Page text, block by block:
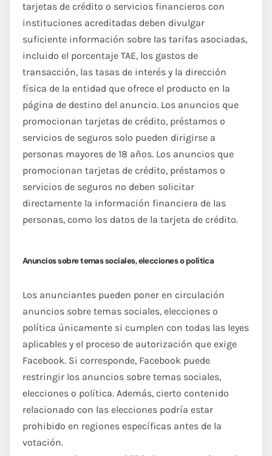
tarjetas de crédito o servicios financieros con
instituciones acreditadas deben divulgar
suficiente información sobre las tarifas asociadas,
incluido el porcentaje TAE, los gastos de
transacción, las tasas de interés y la dirección
física de la entidad que ofrece el producto en la
página de destino del anuncio. Los anuncios que
promocionan tarjetas de crédito, préstamos o
servicios de seguros solo pueden dirigirse a
personas mayores de 18 años. Los anuncios que
promocionan tarjetas de crédito, préstamos o
servicios de seguros no deben solicitar
directamente la información financiera de las
personas, como los datos de la tarjeta de crédito.
Anuncios sobre temas sociales, elecciones o política
Los anunciantes pueden poner en circulación
anuncios sobre temas sociales, elecciones o
política únicamente si cumplen con todas las leyes
aplicables y el proceso de autorización que exige
Facebook. Si corresponde, Facebook puede
restringir los anuncios sobre temas sociales,
elecciones o política. Además, cierto contenido
relacionado con las elecciones podría estar
prohibido en regiones específicas antes de la
votación.